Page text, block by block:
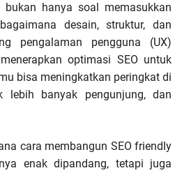
bukan hanya soal memasukkan
desain, struktur, dan
pengalaman pengguna (UX)
optimasi SEO untuk
bisa meningkatkan peringkat di
lebih banyak pengunjung, dan
cara membangun SEO friendly
enak dipandang, tetapi juga